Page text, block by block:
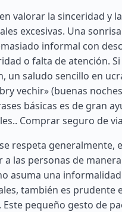
valorar la sinceridad y
excesivas. Una
informal con
o falta de atención.
un saludo sencillo en
vechir» (buenas
básicas es de gran
Comprar seguro de
respeta generalmente,
a las personas de
asuma una
también es prudente
pequeño gesto de